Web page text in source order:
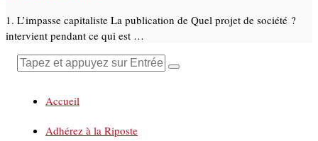
1. L’impasse capitaliste La publication de Quel projet de société ?
intervient pendant ce qui est …
Accueil
Adhérez à la Riposte